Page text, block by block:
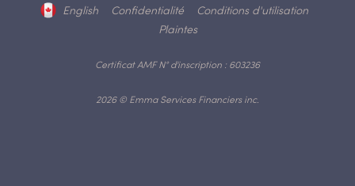
2026 © Emma Services Financiers inc.
Certificat AMF N° d'inscription : 603236
English Confidentialité
Conditions d'utilisation
Plaintes